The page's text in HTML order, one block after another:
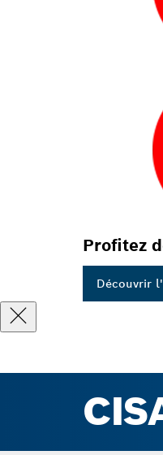
Profitez
Découvrir